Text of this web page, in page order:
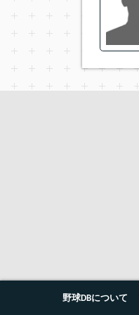
野球DBについて